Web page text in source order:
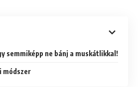
semmiképp ne bánj a muskátlikkal!
módszer